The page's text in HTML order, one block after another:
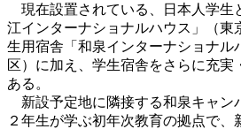
現在設置されている、日本人学生
江インターナショナルハウス」（東
生用宿舎「和泉インターナショナル
区）に加え、学生宿舎をさらに充実
ある。
新設予定地に隣接する和泉キャン
２年生が学ぶ初年次教育の拠点で、